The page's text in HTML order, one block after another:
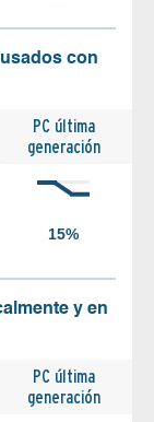
con
PC última
generación
y en
PC última
generación